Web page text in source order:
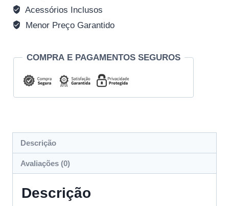
Acessórios Inclusos
Menor Preço Garantido
COMPRA E PAGAMENTOS SEGUROS
Descrição
Avaliações (0)
Descrição